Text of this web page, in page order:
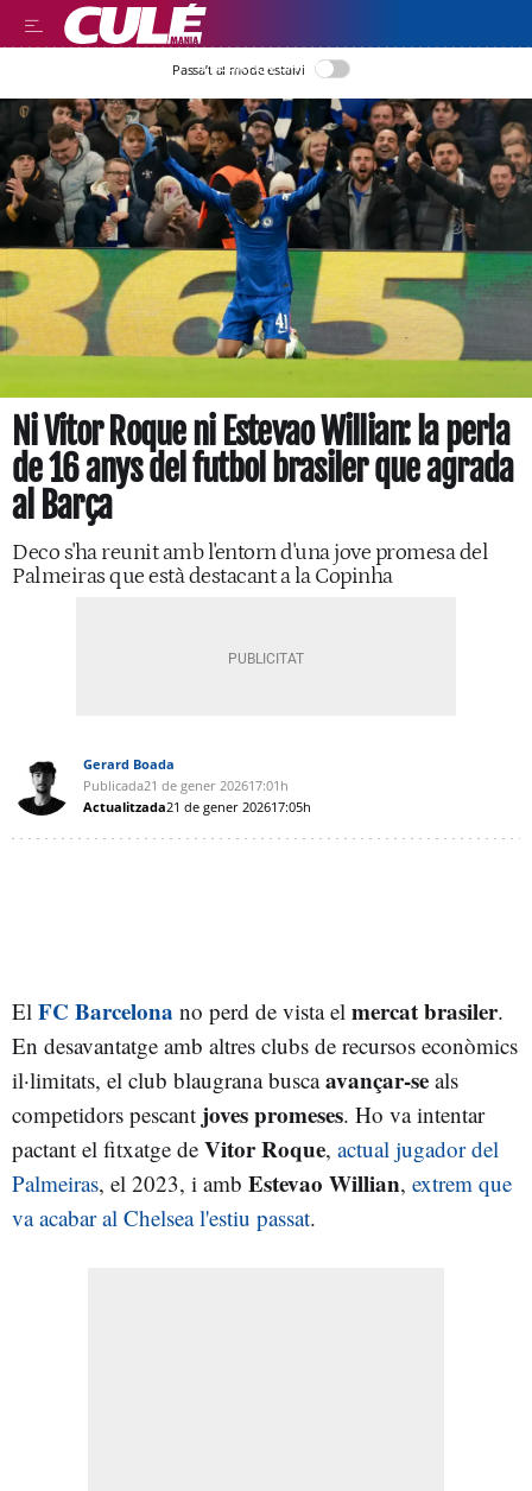
LLEGIR EN CATALÀ
Passa’t al mode estalvi
Ni Vitor Roque ni Estevao Willian: la perla
de 16 anys del futbol brasiler que agrada
al Barça
Deco s'ha reunit amb l'entorn d'una jove promesa del
Palmeiras que està destacant a la Copinha
Gerard Boada
Publicada21 de gener 202617:01h
Actualitzada21 de gener 202617:05h
El FC Barcelona no perd de vista el mercat brasiler.
En desavantatge amb altres clubs de recursos econòmics
il·limitats, el club blaugrana buscaavançar-se als
competidors pescant joves promeses. Ho va intentar
pactant el fitxatge de Vitor Roque, actual jugador del
Palmeiras, el 2023, i amb Estevao Willian, extrem que
va acabar al Chelsea l'estiu passat.